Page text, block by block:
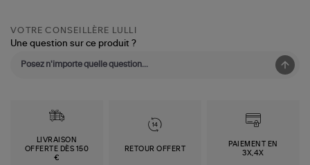
VOTRE CONSEILLÈRE LULLI
Une question sur ce produit ?
LIVRAISON
OFFERTE DÈS 150
€
RETOUR OFFERT
PAIEMENT EN
3X,4X